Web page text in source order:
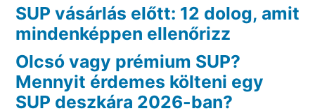
SUP vásárlás előtt: 12 dolog, amit
mindenképpen ellenőrizz
Olcsó vagy prémium SUP?
Mennyit érdemes költeni egy
SUP deszkára 2026-ban?